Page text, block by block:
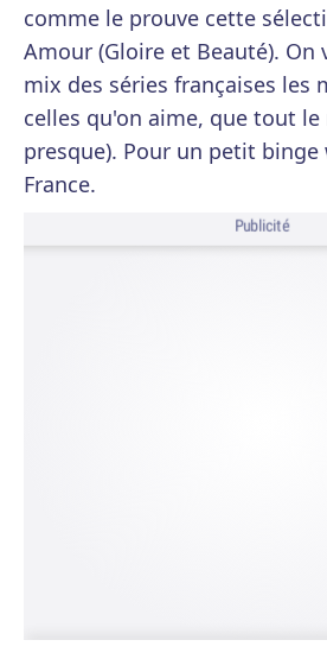
comme le prouve cette
Amour (Gloire et Beauté).
mix des séries françaises les
celles qu'on aime, que tout
presque). Pour un petit
France.
Publicité